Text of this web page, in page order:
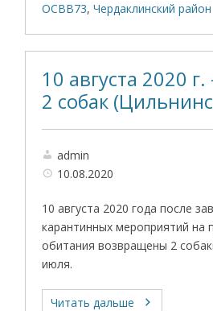
ОСВВ73,Чердаклинский район
10 августа 2020
2 собак
admin
10.08.2020
10 августа 2020 года после
карантинных мероприятий на
обитания возвращены 2
июля.
Читать дальше